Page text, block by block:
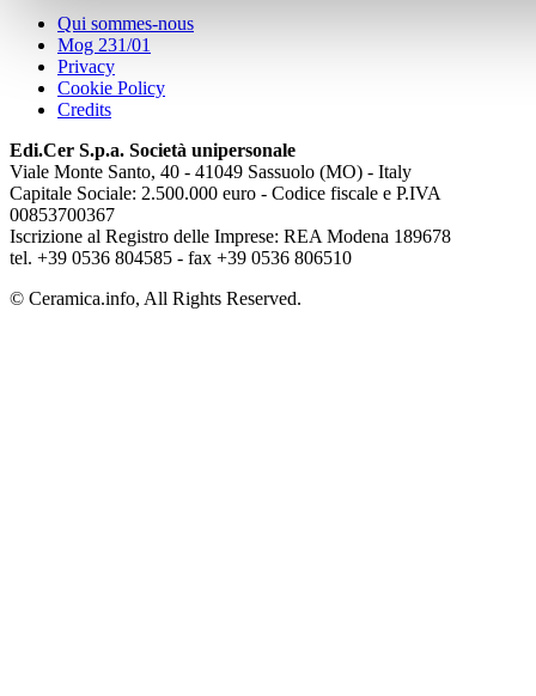
Qui sommes-nous
Mog 231/01
Privacy
Cookie Policy
Credits
Edi.Cer S.p.a. Società unipersonale
Viale Monte Santo, 40 - 41049 Sassuolo (MO) - Italy
Capitale Sociale: 2.500.000 euro - Codice fiscale e P.IVA
00853700367
Iscrizione al Registro delle Imprese: REA Modena 189678
tel. +39 0536 804585 - fax +39 0536 806510
© Ceramica.info, All Rights Reserved.